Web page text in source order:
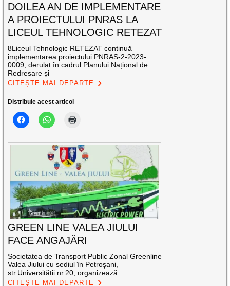
DOILEA AN DE IMPLEMENTARE
A PROIECTULUI PNRAS LA
LICEUL TEHNOLOGIC RETEZAT
8Liceul Tehnologic RETEZAT continuă
implementarea proiectului PNRAS-2-2023-
0009, derulat în cadrul Planului Național de
Redresare și
CITEȘTE MAI DEPARTE
Distribuie acest articol
GREEN LINE VALEA JIULUI
FACE ANGAJĂRI
Societatea de Transport Public Zonal Greenline
Valea Jiului cu sediul în Petroșani,
str.Universității nr.20, organizează
CITEȘTE MAI DEPARTE